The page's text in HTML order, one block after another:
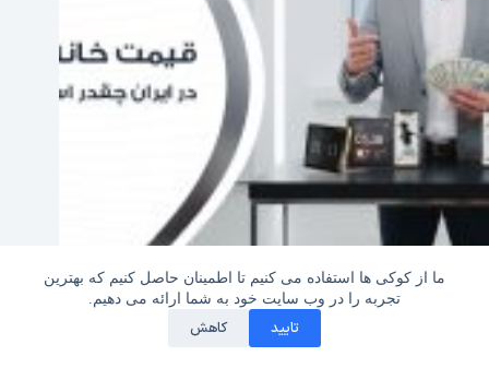
ما از کوکی ها استفاده می کنیم تا اطمینان حاصل کنیم که بهترین
تجربه را در وب سایت خود به شما ارائه می دهیم.
تایید کاهش
قیمت واقعی خانه هوشمند در ایران چقدر است؟
کلیه حقوق این سایت متعلق به مجله خبری دی سی ای کالا
می باشد Dcakala.com/Articles - Copyright © 2020-2017 |